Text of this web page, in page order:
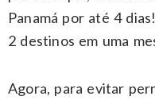
Panamá por até 4
2 destinos em uma
Agora, para evitar